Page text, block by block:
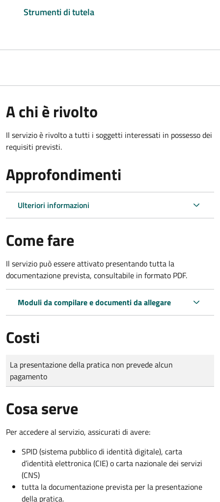
Strumenti di tutela
A chi è rivolto
Il servizio è rivolto a tutti i soggetti interessati in possesso dei
requisiti previsti.
Approfondimenti
Ulteriori informazioni
Come fare
Il servizio può essere attivato presentando tutta la
documentazione prevista, consultabile in formato PDF.
Moduli da compilare e documenti da allegare
Costi
Tipo di pagamento
Importo
La presentazione della pratica non prevede alcun
pagamento
Cosa serve
Per accedere al servizio, assicurati di avere:
SPID (sistema pubblico di identità digitale), carta
d’identità elettronica (CIE) o carta nazionale dei servizi
(CNS)
tutta la documentazione prevista per la presentazione
della pratica.